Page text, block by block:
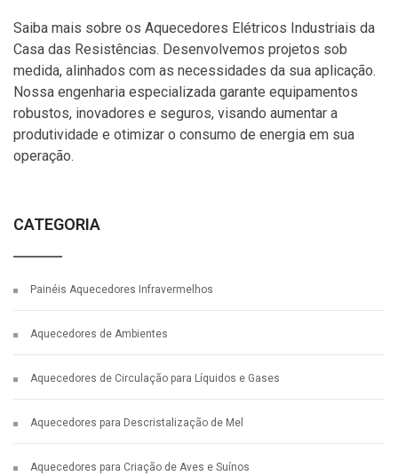
Saiba mais sobre os Aquecedores Elétricos Industriais da
Casa das Resistências. Desenvolvemos projetos sob
medida, alinhados com as necessidades da sua aplicação.
Nossa engenharia especializada garante equipamentos
robustos, inovadores e seguros, visando aumentar a
produtividade e otimizar o consumo de energia em sua
operação.
CATEGORIA
Painéis Aquecedores Infravermelhos
Aquecedores de Ambientes
Aquecedores de Circulação para Líquidos e Gases
Aquecedores para Descristalização de Mel
Aquecedores para Criação de Aves e Suínos